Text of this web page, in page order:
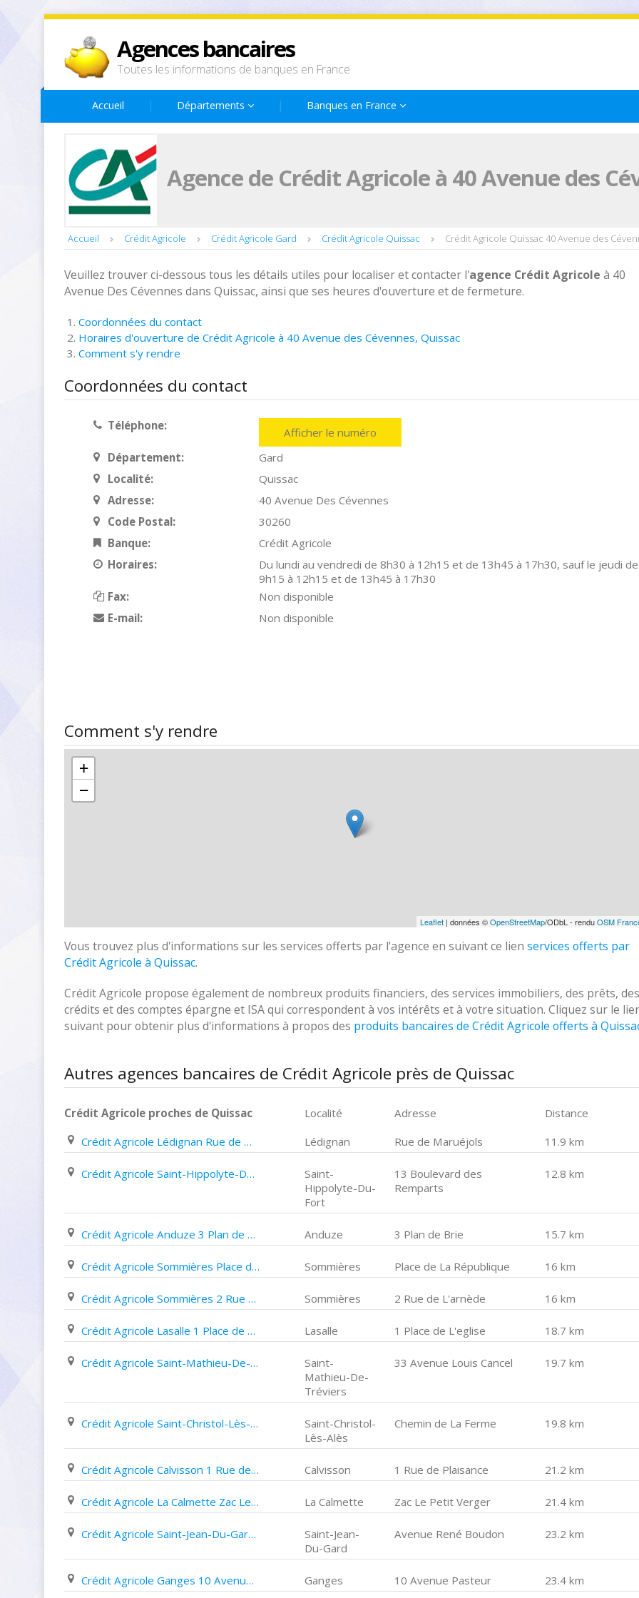
Agences bancaires
Toutes les informations de banques en France
Accueil Départements Banques en France
Agence de Crédit Agricole à 40 Avenue des
Accueil Crédit Agricole Crédit Agricole Gard Crédit Agricole Quissac Crédit Agricole Quissac 40 Avenue des
Veuillez trouver ci-dessous tous les détails utiles pour localiser et contacter l'agence Crédit Agricole à 40
Avenue Des Cévennes dans Quissac, ainsi que ses heures d'ouverture et de fermeture.
Coordonnées du contact
Horaires d'ouverture de Crédit Agricole à 40 Avenue des Cévennes, Quissac
Comment s'y rendre
Coordonnées du contact
Téléphone:
Afficher le numéro
Département:
Gard
Localité:
Quissac
Adresse:
40 Avenue Des Cévennes
Code Postal:
30260
Banque:
Crédit Agricole
Horaires:
Du lundi au vendredi de 8h30 à 12h15 et de 13h45 à 17h30, sauf le jeudi de
9h15 à 12h15 et de 13h45 à 17h30
Fax:
Non disponible
E-mail:
Non disponible
Comment s'y rendre
+
−
Leaflet| données ©OpenStreetMap/ODbL - renduOSM
Vous trouvez plus d'informations sur les services offerts par l'agence en suivant ce lien services offerts par
Crédit Agricole à Quissac.
Crédit Agricole propose également de nombreux produits financiers, des services immobiliers, des prêts, des
crédits et des comptes épargne et ISA qui correspondent à vos intérêts et à votre situation. Cliquez sur le
suivant pour obtenir plus d'informations à propos des produits bancaires de Crédit Agricole offerts à
Autres agences bancaires de Crédit Agricole près de Quissac
Crédit Agricole proches de Quissac Localité Adresse
Distance
Crédit Agricole Lédignan Rue de Maruéjols
Lédignan Rue de Maruéjols 11.9 km
Crédit Agricole Saint-Hippolyte-Du-Fort 13 Boulevard des Remparts
Saint-
Hippolyte-Du-
Fort
13 Boulevard des
Remparts
12.8 km
Crédit Agricole Anduze 3 Plan de Brie Anduze 3 Plan de Brie 15.7 km
Crédit Agricole Sommières Place de La République Sommières Place de La République 16 km
Crédit Agricole Sommières 2 Rue de L'arnède Sommières 2 Rue de L'arnède 16 km
Crédit Agricole Lasalle 1 Place de L'eglise Lasalle 1 Place de L'eglise 18.7 km
Crédit Agricole Saint-Mathieu-De-Tréviers 33 Avenue Louis Cancel
Saint-
Mathieu-De-
Tréviers
33 Avenue Louis Cancel 19.7 km
Crédit Agricole Saint-Christol-Lès-Alès Chemin de La Ferme
Saint-Christol-
Lès-Alès
Chemin de La Ferme 19.8 km
Crédit Agricole Calvisson 1 Rue de Plaisance Calvisson 1 Rue de Plaisance 21.2 km
Crédit Agricole La Calmette Zac Le Petit Verger La Calmette Zac Le Petit Verger 21.4 km
Crédit Agricole Saint-Jean-Du-Gard Avenue René Boudon
Saint-Jean-
Du-Gard
Avenue René Boudon 23.2 km
Crédit Agricole Ganges 10 Avenue Pasteur Ganges 10 Avenue Pasteur 23.4 km